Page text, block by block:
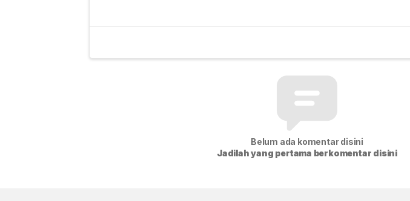
Belum ada komentar disini
Jadilah yang pertama berkomentar disini